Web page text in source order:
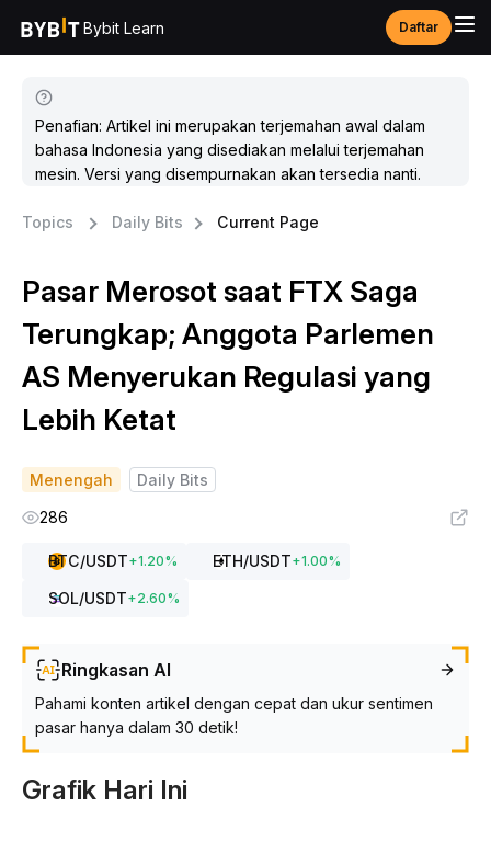
Bybit Learn Daftar
Penafian: Artikel ini merupakan terjemahan awal dalam
bahasa Indonesia yang disediakan melalui terjemahan
mesin. Versi yang disempurnakan akan tersedia nanti.
Topics Daily Bits Current Page
Pasar Merosot saat FTX Saga
Terungkap; Anggota Parlemen
AS Menyerukan Regulasi yang
Lebih Ketat
Menengah
Daily Bits
286
BTC/USDT+1.20% ETH/USDT+1.00%
SOL/USDT+2.60%
Ringkasan AI
Pahami konten artikel dengan cepat dan ukur sentimen
pasar hanya dalam 30 detik!
Grafik Hari Ini